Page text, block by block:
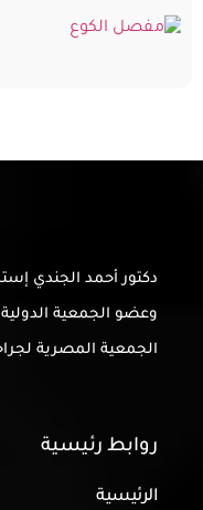
دكتور أحمد الجندي
وعضو الجمعية
الجمعية المصرية
روابط رئيسية
الرئيسية